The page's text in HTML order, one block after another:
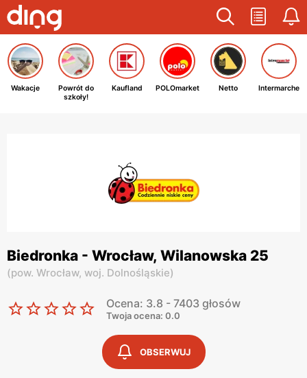
Wakacje
Powrót do
szkoły!
Kaufland POLOmarket Netto Intermarche
Biedronka - Wrocław, Wilanowska 25
(pow. Wrocław, woj. Dolnośląskie)
Ocena: 3.8 - 7403 głosów
Twoja ocena: 0.0
OBSERWUJ